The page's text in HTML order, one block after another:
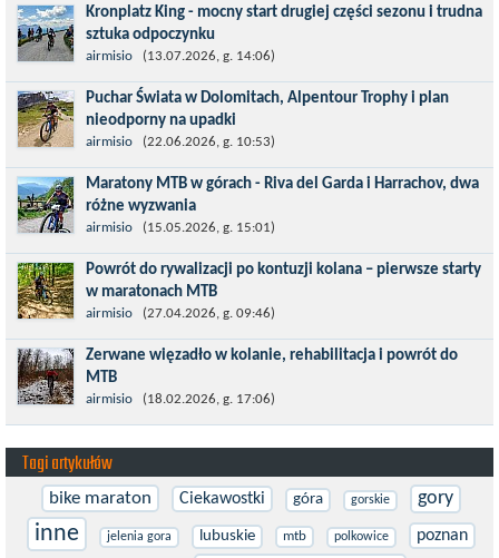
Kronplatz King - mocny start drugiej części sezonu i trudna
sztuka odpoczynku
Kronplatz King, epicki MTB Maraton z metą na 2275 m we
włoskich Alpach – łącznie 3000 metrów przewyższenia na
dystansie 60 km, ze...
airmisio (13.07.2026, g. 14:06)
Puchar Świata w Dolomitach, Alpentour Trophy i plan
nieodporny na upadki
Czerwiec w moim planie oznaczał wejście w najbardziej
wymagający etap i cel pierwszej części sezonu: Puchar Świata w
maratonie MTB w Dolomitach...
airmisio (22.06.2026, g. 10:53)
Maratony MTB w górach - Riva del Garda i Harrachov, dwa
różne wyzwania
Maj to idealny czas, by z płaskich i szybkich wyścigów przejść do
znacznie bardziej ambitnych wyzwań, jakimi są górskie wyścigi
MTB....
airmisio (15.05.2026, g. 15:01)
Powrót do rywalizacji po kontuzji kolana – pierwsze starty
w maratonach MTB
Prawdziwym testem po kontuzji kolana i uszkodzeniu więzadeł
jest powrót do sportowej rywalizacji. Podczas zawodów znikają
bariery,...
airmisio (27.04.2026, g. 09:46)
Zerwane więzadło w kolanie, rehabilitacja i powrót do
MTB
W sporcie nie ma kalkulacji, niezależnie od stopnia
zaawansowania. Trenujesz, startujesz w zawodach i chcesz po
prostu oddać się grze, dać z siebie...
airmisio (18.02.2026, g. 17:06)
Tagi artykułów
bike maraton Ciekawostki góra gorskie gory
inne jelenia gora lubuskie mtb polkowice poznan